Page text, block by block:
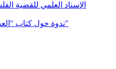
الإسناد العلمي للقضية
ندوة حول كتاب "العدالة الاجتماعية في الإسلام"